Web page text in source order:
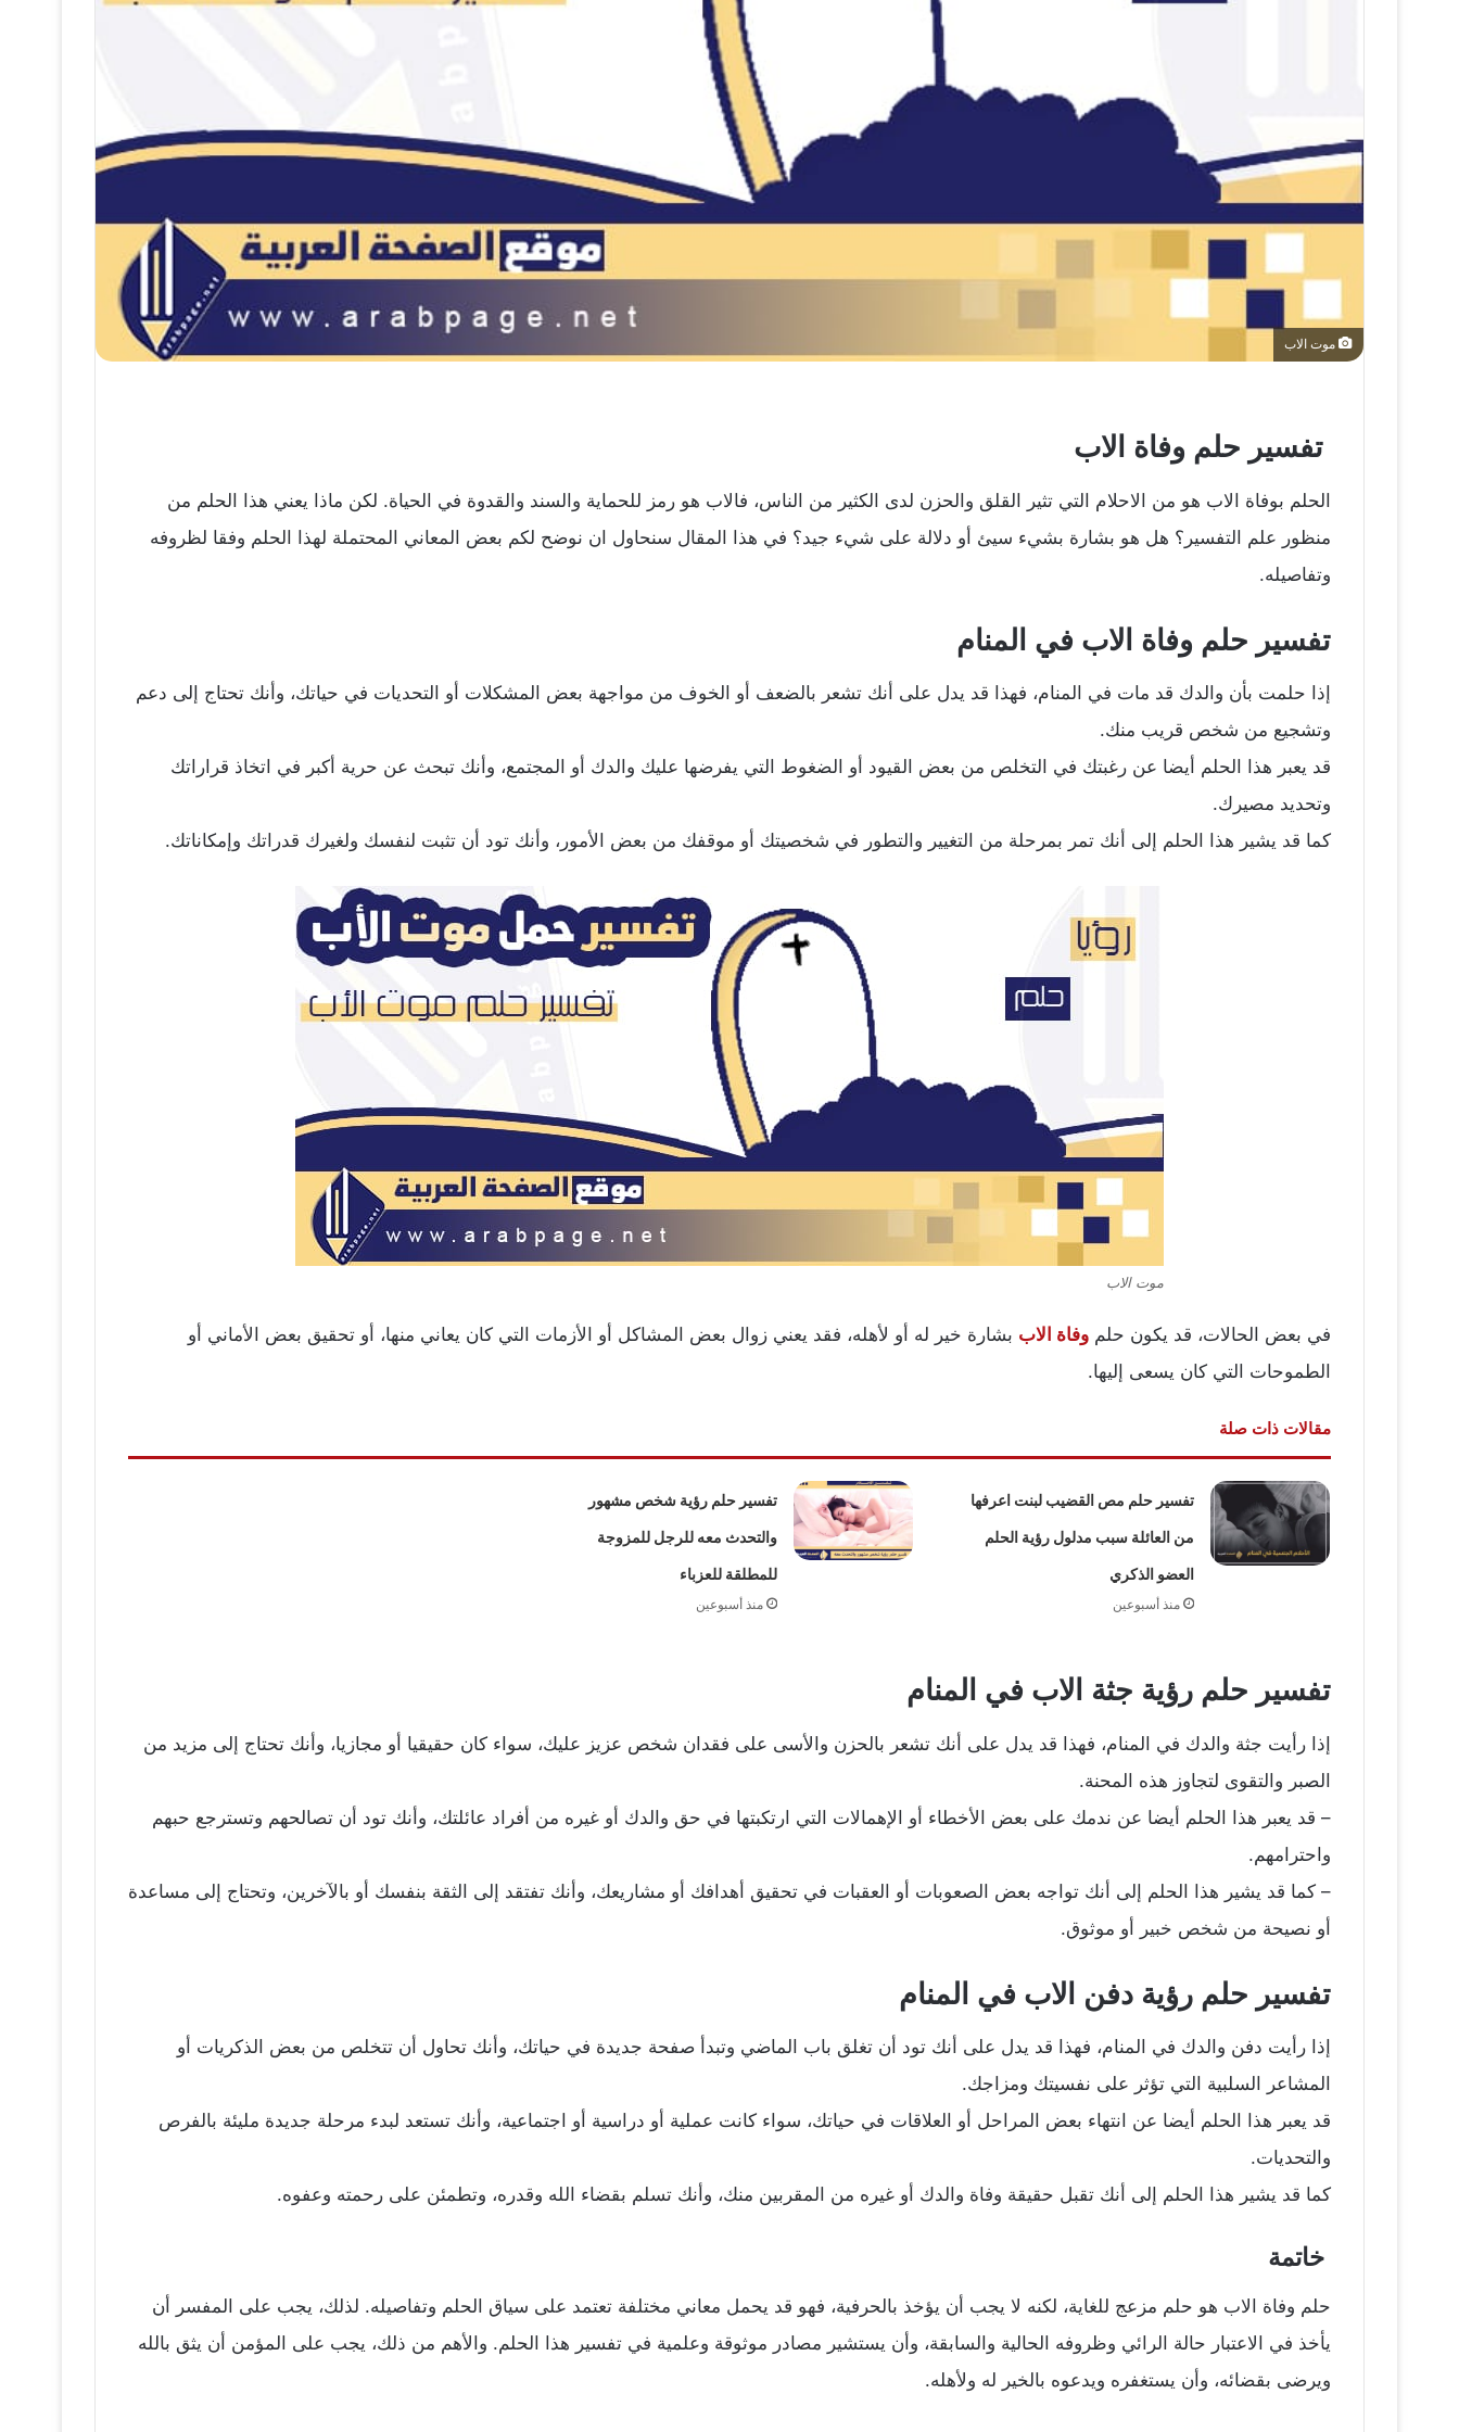
موت الاب
تفسير حلم وفاة الاب
الحلم بوفاة الاب هو من الاحلام التي تثير القلق والحزن لدى الكثير من الناس، فالاب هو رمز للحماية والسند والقدوة في الحياة. لكن ماذا يعني هذا الحلم من
منظور علم التفسير؟ هل هو بشارة بشيء سيئ أو دلالة على شيء جيد؟ في هذا المقال سنحاول ان نوضح لكم بعض المعاني المحتملة لهذا الحلم وفقا لظروفه
وتفاصيله.
تفسير حلم وفاة الاب في المنام
إذا حلمت بأن والدك قد مات في المنام، فهذا قد يدل على أنك تشعر بالضعف أو الخوف من مواجهة بعض المشكلات أو التحديات في حياتك، وأنك تحتاج إلى دعم
وتشجيع من شخص قريب منك.
قد يعبر هذا الحلم أيضا عن رغبتك في التخلص من بعض القيود أو الضغوط التي يفرضها عليك والدك أو المجتمع، وأنك تبحث عن حرية أكبر في اتخاذ قراراتك
وتحديد مصيرك.
كما قد يشير هذا الحلم إلى أنك تمر بمرحلة من التغيير والتطور في شخصيتك أو موقفك من بعض الأمور، وأنك تود أن تثبت لنفسك ولغيرك قدراتك وإمكاناتك.
موت الاب
في بعض الحالات، قد يكون حلم وفاة الاب بشارة خير له أو لأهله، فقد يعني زوال بعض المشاكل أو الأزمات التي كان يعاني منها، أو تحقيق بعض الأماني أو
الطموحات التي كان يسعى إليها.
مقالات ذات صلة
تفسير حلم مص القضيب لبنت اعرفها
من العائلة سبب مدلول رؤية الحلم
العضو الذكري
منذ أسبوعين
تفسير حلم رؤية شخص مشهور
والتحدث معه للرجل للمزوجة
للمطلقة للعزباء
منذ أسبوعين
تفسير حلم رؤية جثة الاب في المنام
إذا رأيت جثة والدك في المنام، فهذا قد يدل على أنك تشعر بالحزن والأسى على فقدان شخص عزيز عليك، سواء كان حقيقيا أو مجازيا، وأنك تحتاج إلى مزيد من
الصبر والتقوى لتجاوز هذه المحنة.
– قد يعبر هذا الحلم أيضا عن ندمك على بعض الأخطاء أو الإهمالات التي ارتكبتها في حق والدك أو غيره من أفراد عائلتك، وأنك تود أن تصالحهم وتسترجع حبهم
واحترامهم.
– كما قد يشير هذا الحلم إلى أنك تواجه بعض الصعوبات أو العقبات في تحقيق أهدافك أو مشاريعك، وأنك تفتقد إلى الثقة بنفسك أو بالآخرين، وتحتاج إلى مساعدة
أو نصيحة من شخص خبير أو موثوق.
تفسير حلم رؤية دفن الاب في المنام
إذا رأيت دفن والدك في المنام، فهذا قد يدل على أنك تود أن تغلق باب الماضي وتبدأ صفحة جديدة في حياتك، وأنك تحاول أن تتخلص من بعض الذكريات أو
المشاعر السلبية التي تؤثر على نفسيتك ومزاجك.
قد يعبر هذا الحلم أيضا عن انتهاء بعض المراحل أو العلاقات في حياتك، سواء كانت عملية أو دراسية أو اجتماعية، وأنك تستعد لبدء مرحلة جديدة مليئة بالفرص
والتحديات.
كما قد يشير هذا الحلم إلى أنك تقبل حقيقة وفاة والدك أو غيره من المقربين منك، وأنك تسلم بقضاء الله وقدره، وتطمئن على رحمته وعفوه.
خاتمة
حلم وفاة الاب هو حلم مزعج للغاية، لكنه لا يجب أن يؤخذ بالحرفية، فهو قد يحمل معاني مختلفة تعتمد على سياق الحلم وتفاصيله. لذلك، يجب على المفسر أن
يأخذ في الاعتبار حالة الرائي وظروفه الحالية والسابقة، وأن يستشير مصادر موثوقة وعلمية في تفسير هذا الحلم. والأهم من ذلك، يجب على المؤمن أن يثق بالله
ويرضى بقضائه، وأن يستغفره ويدعوه بالخير له ولأهله.